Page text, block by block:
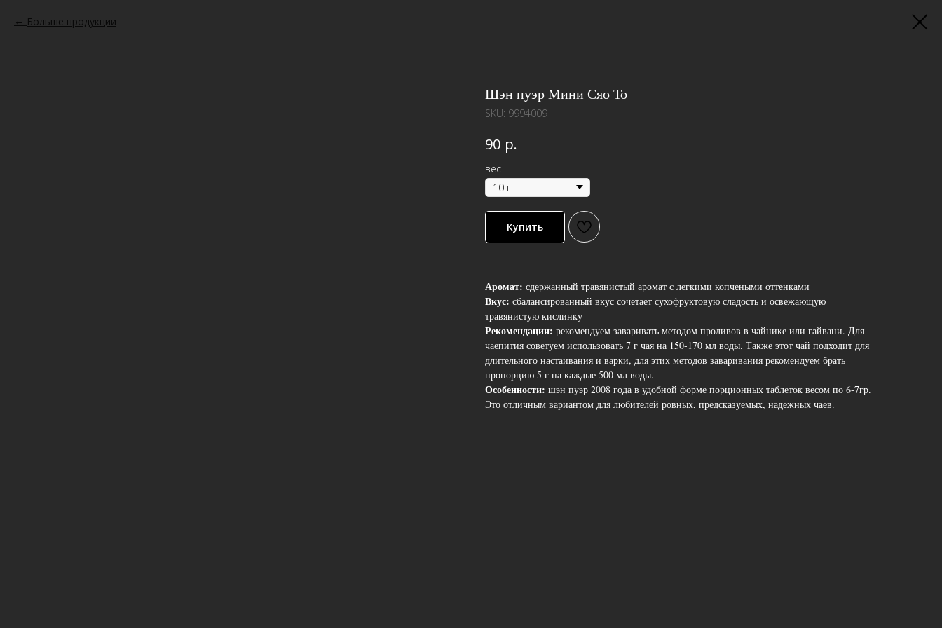
Больше продукции
Шэн пуэр Мини Сяо То
SKU: 9994009
90 р.
вес
Купить
Аромат: сдержанный травянистый аромат с легкими копчеными оттенками
Вкус: сбалансированный вкус сочетает сухофруктовую сладость и освежающую
травянистую кислинку
Рекомендации: рекомендуем заваривать методом проливов в чайнике или гайвани. Для
чаепития советуем использовать 7 г чая на 150-170 мл воды. Также этот чай подходит для
длительного настаивания и варки, для этих методов заваривания рекомендуем брать
пропорцию 5 г на каждые 500 мл воды.
Особенности: шэн пуэр 2008 года в удобной форме порционных таблеток весом по 6-7гр.
Это отличным вариантом для любителей ровных, предсказуемых, надежных чаев.